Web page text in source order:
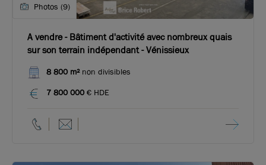
Photos (9)
A vendre - Bâtiment d'activité avec nombreux quais
sur son terrain indépendant - Vénissieux
8 800 m²non divisibles
7 800 000 € HDE